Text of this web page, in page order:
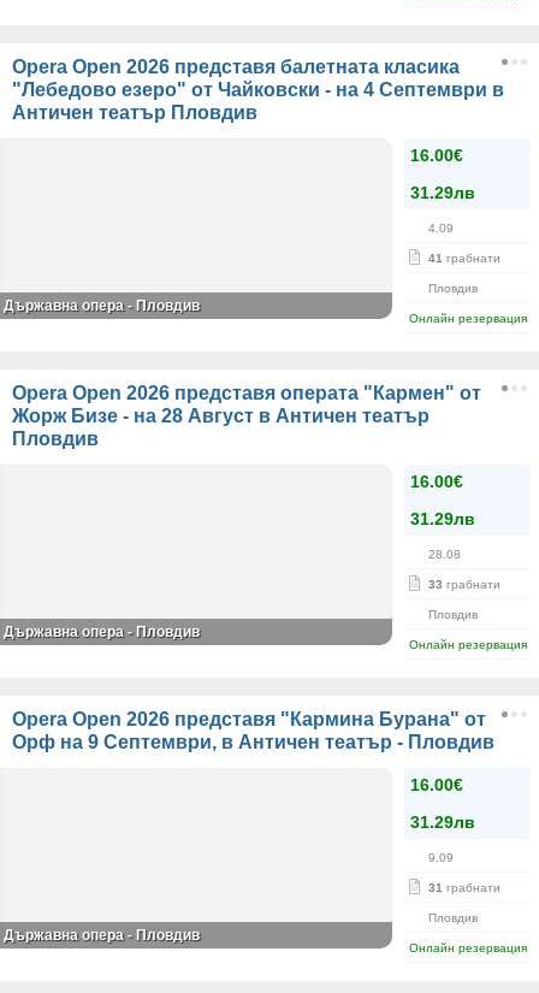
Opera Open 2026 представя балетната класика
"Лебедово езеро" от Чайковски - на 4 Септември в
Античен театър Пловдив
16.00€
31.29лв
4.09
41 грабнати
Пловдив
Онлайн резервация
Държавна опера - Пловдив
Opera Open 2026 представя операта "Кармен" от
Жорж Бизе - на 28 Август в Античен театър
Пловдив
16.00€
31.29лв
28.08
33 грабнати
Пловдив
Онлайн резервация
Държавна опера - Пловдив
Opera Open 2026 представя "Кармина Бурана" от
Орф на 9 Септември, в Античен театър - Пловдив
16.00€
31.29лв
9.09
31 грабнати
Пловдив
Онлайн резервация
Държавна опера - Пловдив